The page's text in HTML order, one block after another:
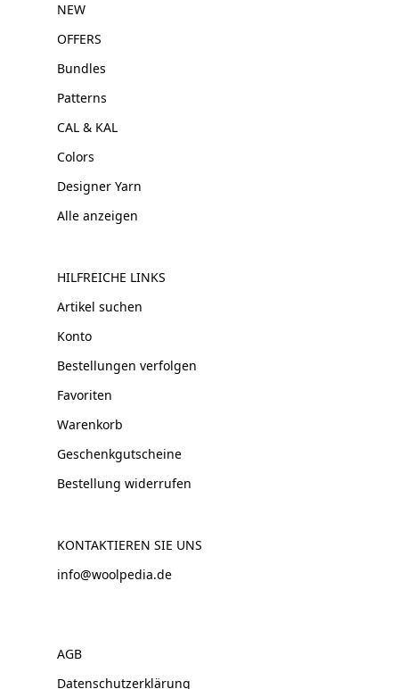
NEW
OFFERS
Bundles
Patterns
CAL & KAL
Colors
Designer Yarn
Alle anzeigen
HILFREICHE LINKS
Artikel suchen
Konto
Bestellungen verfolgen
Favoriten
Warenkorb
Geschenkgutscheine
Bestellung widerrufen
KONTAKTIEREN SIE UNS
info@woolpedia.de
AGB
Datenschutzerklärung